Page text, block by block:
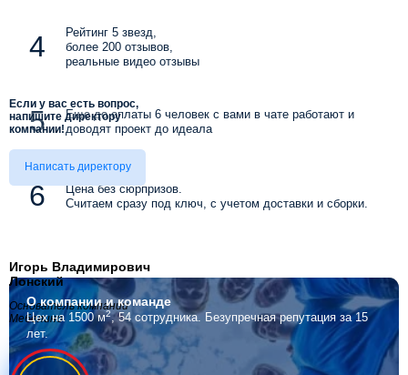
Рейтинг 5 звезд,
более 200 отзывов,
реальные видео отзывы
Еще до оплаты 6 человек с вами в чате работают и
доводят проект до идеала
Цена без сюрпризов.
Считаем сразу под ключ, с учетом доставки и сборки.
Если у вас есть вопрос,
напишите директору
компании!
Написать директору
Игорь Владимирович
Лонский
Основатель компании
Мебелино
О компаниии команде
Цех на 1500 м2, 54 сотрудника. Безупречная репутация за 15
лет.